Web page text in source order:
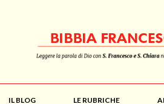
IL BLOG LE RUBRICHE